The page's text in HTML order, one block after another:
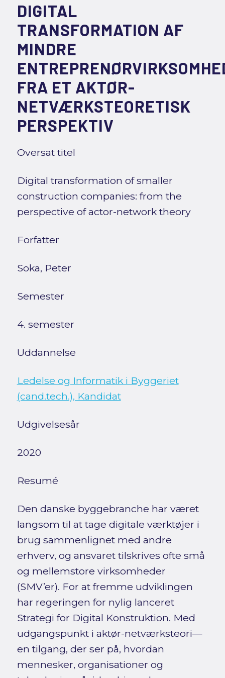
DIGITAL
TRANSFORMATION AF
MINDRE
FRA ET AKTØR-
NETVÆRKSTEORETISK
PERSPEKTIV
Oversat titel
Digital transformation of smaller
construction companies: from the
perspective of actor-network theory
Forfatter
Soka, Peter
Semester
4. semester
Uddannelse
Ledelse og Informatik i Byggeriet
(cand.tech.), Kandidat
Udgivelsesår
2020
Resumé
Den danske byggebranche har været
langsom til at tage digitale værktøjer i
brug sammenlignet med andre
erhverv, og ansvaret tilskrives ofte små
og mellemstore virksomheder
(SMV’er). For at fremme udviklingen
har regeringen for nylig lanceret
Strategi for Digital Konstruktion. Med
udgangspunkt i aktør-netværksteori—
en tilgang, der ser på, hvordan
mennesker, organisationer og